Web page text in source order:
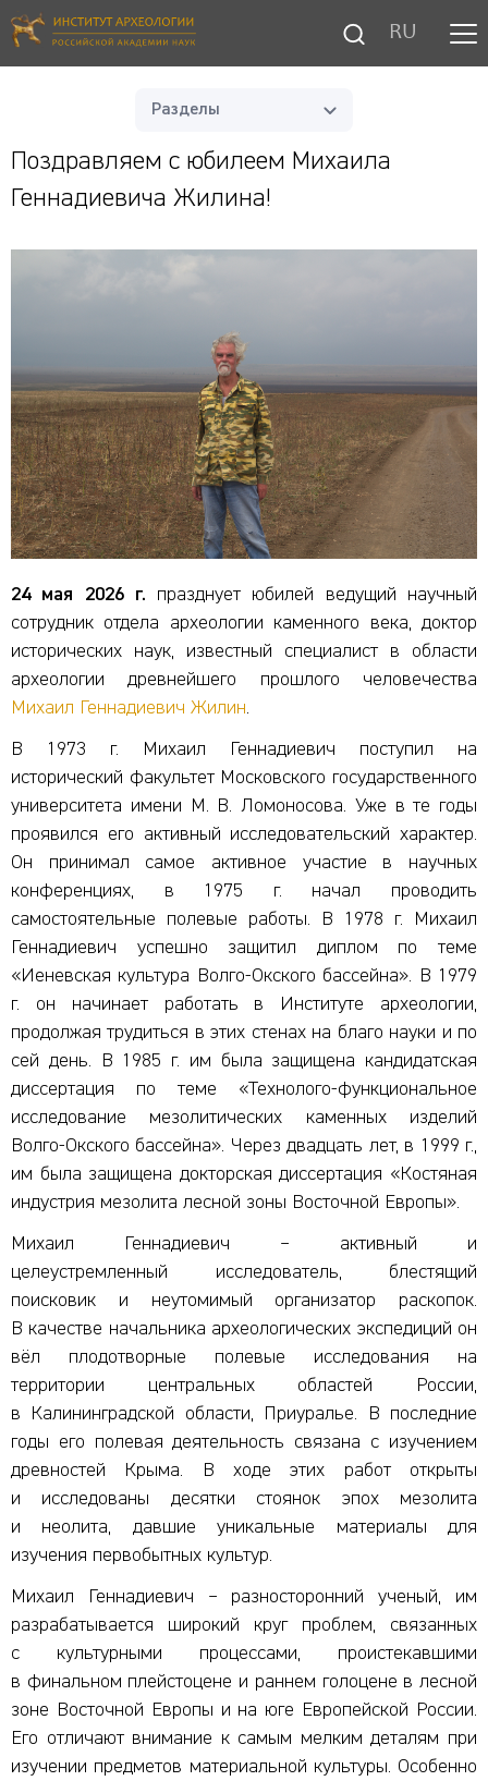
RU
Разделы
Поздравляем с юбилеем Михаила
Геннадиевича Жилина!
24 мая 2026 г. празднует юбилей ведущий научный
сотрудник отдела археологии каменного века, доктор
исторических наук, известный специалист в области
археологии древнейшего прошлого человечества
Михаил Геннадиевич Жилин.
В 1973 г. Михаил Геннадиевич поступил на
исторический факультет Московского государственного
университета имени М. В. Ломоносова. Уже в те годы
проявился его активный исследовательский характер.
Он принимал самое активное участие в научных
конференциях, в 1975 г. начал проводить
самостоятельные полевые работы. В 1978 г. Михаил
Геннадиевич успешно защитил диплом по теме
«Иеневская культура Волго-Окского бассейна». В 1979
г. он начинает работать в Институте археологии,
продолжая трудиться в этих стенах на благо науки и по
сей день. В 1985 г. им была защищена кандидатская
диссертация по теме «Технолого-функциональное
исследование мезолитических каменных изделий
Волго-Окского бассейна». Через двадцать лет, в 1999 г.,
им была защищена докторская диссертация «Костяная
индустрия мезолита лесной зоны Восточной Европы».
Михаил Геннадиевич – активный и
целеустремленный исследователь, блестящий
поисковик и неутомимый организатор раскопок.
В качестве начальника археологических экспедиций он
вёл плодотворные полевые исследования на
территории центральных областей России,
в Калининградской области, Приуралье. В последние
годы его полевая деятельность связана с изучением
древностей Крыма. В ходе этих работ открыты
и исследованы десятки стоянок эпох мезолита
и неолита, давшие уникальные материалы для
изучения первобытных культур.
Михаил Геннадиевич – разносторонний ученый, им
разрабатывается широкий круг проблем, связанных
с культурными процессами, проистекавшими
в финальном плейстоцене и раннем голоцене в лесной
зоне Восточной Европы и на юге Европейской России.
Его отличают внимание к самым мелким деталям при
изучении предметов материальной культуры. Особенно